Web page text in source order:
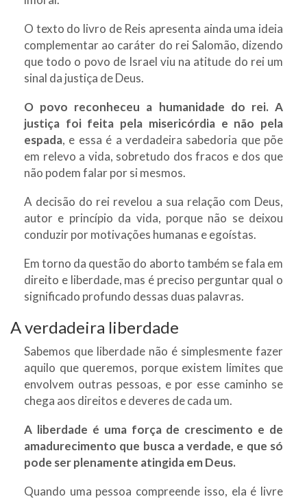
O texto do livro de Reis apresenta ainda uma ideia
complementar ao caráter do rei Salomão, dizendo
que todo o povo de Israel viu na atitude do rei um
sinal da justiça de Deus.
O povo reconheceu a humanidade do rei. A
justiça foi feita pela misericórdia e não pela
espada, e essa é a verdadeira sabedoria que põe
em relevo a vida, sobretudo dos fracos e dos que
não podem falar por si mesmos.
A decisão do rei revelou a sua relação com Deus,
autor e princípio da vida, porque não se deixou
conduzir por motivações humanas e egoístas.
Em torno da questão do aborto também se fala em
direito e liberdade, mas é preciso perguntar qual o
significado profundo dessas duas palavras.
A verdadeira liberdade
Sabemos que liberdade não é simplesmente fazer
aquilo que queremos, porque existem limites que
envolvem outras pessoas, e por esse caminho se
chega aos direitos e deveres de cada um.
A liberdade é uma força de crescimento e de
amadurecimento que busca a verdade, e que só
pode ser plenamente atingida em Deus.
Quando uma pessoa compreende isso, ela é livre